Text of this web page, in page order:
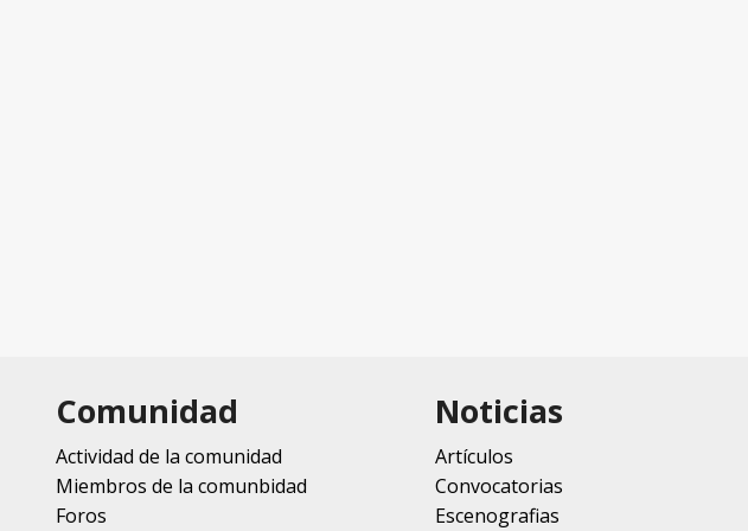
Comunidad
Actividad de la comunidad
Miembros de la comunbidad
Foros
Noticias
Artículos
Convocatorias
Escenografias